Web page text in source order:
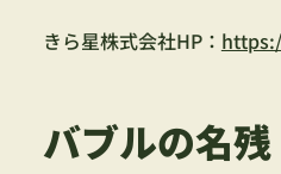
きら星株式会社HP：
バブルの名残